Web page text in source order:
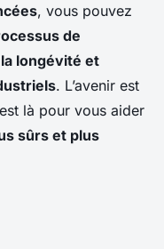
, vous pouvez
de
longévité et
. L’avenir est
est là pour vous aider
sûrs et plus